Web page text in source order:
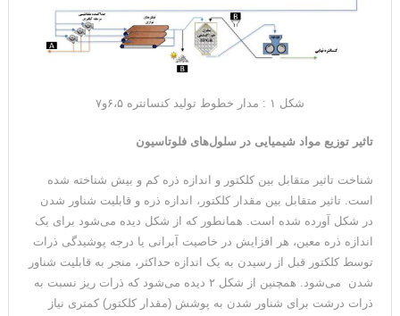
شکل ۱ : مدار خطوط تولید کنسانتره ۶،۵و۷
تاثیر توزیع مواد شیمیایی در سلول‌های فلوتاسیون
شناخت تاثیر متقابل بین کلکتور و اندازه ذره کم و بیش شناخته شده
است. تاثیر متقابل بین مقدار کلکتور، اندازه ذره و قابلیت شناور شدن
در شکل آورده شده است. همانطور که از شکل دیده می‌شود برای یک
اندازه ذره معین، هر افزایش در خاصیت آبرانی یا درجه پوشیدگی ذرات
توسط کلکتور قبل از رسیدن به یک اندازه حداکثر، منجر به قابلیت شناور
شدن می‌شود. همچنین از شکل ۲ دیده می‌شود که ذرات ریز نسبت به
ذرات درشت برای شناور شدن به پوشش (مقدار کلکتور) کمتری نیاز